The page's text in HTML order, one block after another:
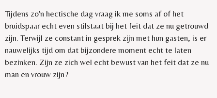
Tijdens zo'n hectische dag vraag ik me soms af of het
bruidspaar echt even stilstaat bij het feit dat ze nu getrouwd
zijn. Terwijl ze constant in gesprek zijn met hun gasten, is er
nauwelijks tijd om dat bijzondere moment echt te laten
bezinken. Zijn ze zich wel echt bewust van het feit dat ze nu
man en vrouw zijn?